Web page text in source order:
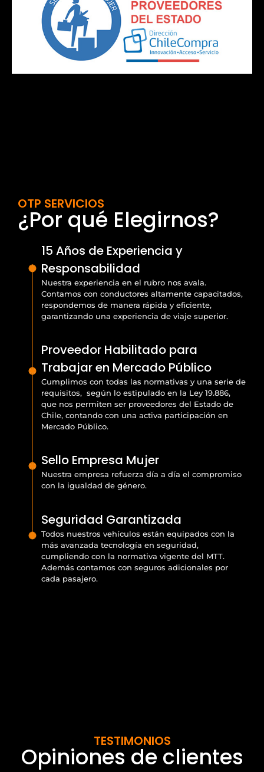
OTP SERVICIOS
¿Por qué Elegirnos?
15 Años de Experiencia y
Responsabilidad
Nuestra experiencia en el rubro nos avala.
Contamos con conductores altamente capacitados,
respondemos de manera rápida y eficiente,
garantizando una experiencia de viaje superior.
Proveedor Habilitado para
Trabajar en Mercado Público
Cumplimos con todas las normativas y una serie de
requisitos, según lo estipulado en la Ley 19.886,
que nos permiten ser proveedores del Estado de
Chile, contando con una activa participación en
Mercado Público.
Sello Empresa Mujer
Nuestra empresa refuerza día a día el compromiso
con la igualdad de género.
Seguridad Garantizada
Todos nuestros vehículos están equipados con la
más avanzada tecnología en seguridad,
cumpliendo con la normativa vigente del MTT.
Además contamos con seguros adicionales por
cada pasajero.
TESTIMONIOS
Opiniones de clientes